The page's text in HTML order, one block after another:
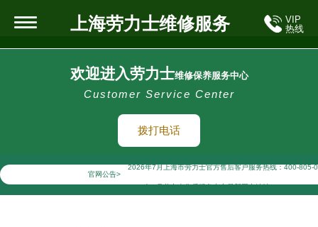
上海劳力士维修服务
VIP
热线
欢迎进入劳力士维修保养服务中心
Customer Service Center
拨打电话
官网公告>
2026年7月劳力士上海市售后服务网络优化升级公告
2026年7月上海市劳力士官方售后客户服务热线：400-805-
2026年7月劳力士售后服务中心最新网点地址：